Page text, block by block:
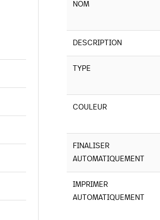
NOM
DESCRIPTION
TYPE
COULEUR
FINALISER
AUTOMATIQUEMENT
IMPRIMER
AUTOMATIQUEMENT